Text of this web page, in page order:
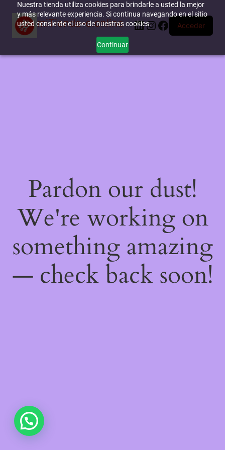
Nuestra tienda utiliza cookies para brindarle a usted la mejor
y más relevante experiencia. Si continua navegando en el sitio
usted consiente el uso de nuestras cookies.
Continuar
miTienda-e.online LinkedIn
Instagram
Facebook
Acceder
Pardon our dust!
We're working on
something amazing
— check back soon!